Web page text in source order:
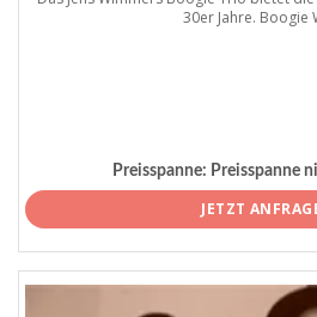
30er Jahre. Boogie
Preisspanne: Preisspanne
JETZT